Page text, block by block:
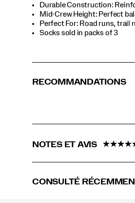
Durable Construction:
Mid-Crew Height: Perfect
Perfect For​: Road runs, trail
Socks sold in packs of 3​
RECOMMANDATIONS
NOTES ET AVIS
CONSULTÉ